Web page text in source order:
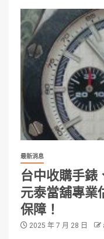
最新消息
台中收購手錶
元泰當舖專業
保障！
2025 年 7 月 28 日